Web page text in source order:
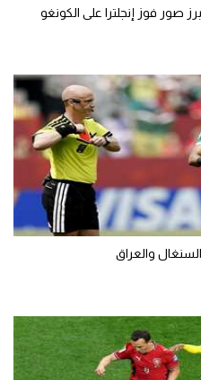
صور فوز إنجلترا على الكونغو
والعراق